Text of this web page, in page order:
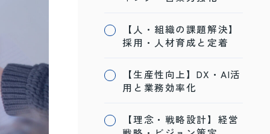
【人・組織の課題解決】
採用・人材育成と定着
【生産性向上】DX・AI活
用と業務効率化
【理念・戦略設計】経営